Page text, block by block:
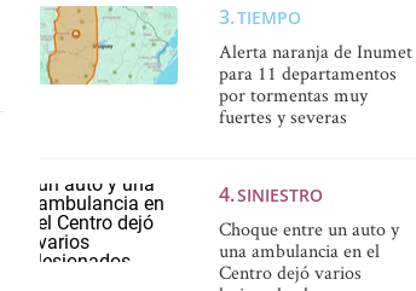
TIEMPO
Alerta naranja de Inumet
para 11 departamentos
por tormentas muy
fuertes y severas
SINIESTRO
Choque entre un auto y
una ambulancia en el
Centro dejó varios